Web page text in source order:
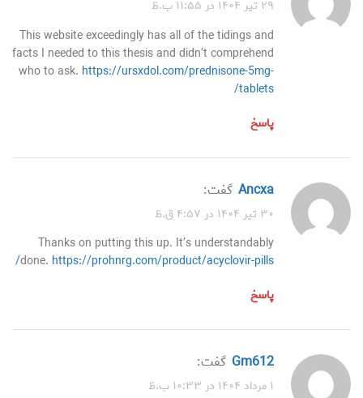
۲۹ تیر ۱۴۰۴ در ۱۱:۵۵ ب.ظ
This website exceedingly has all of the tidings and
facts I needed to this thesis and didn’t comprehend
who to ask. https://ursxdol.com/prednisone-5mg-
tablets/
پاسخ
ancxa گفت:
۳۰ تیر ۱۴۰۴ در ۴:۵۷ ق.ظ
Thanks on putting this up. It’s understandably
done. https://prohnrg.com/product/acyclovir-pills/
پاسخ
gm612 گفت:
۱ مرداد ۱۴۰۴ در ۱۰:۳۳ ب.ظ